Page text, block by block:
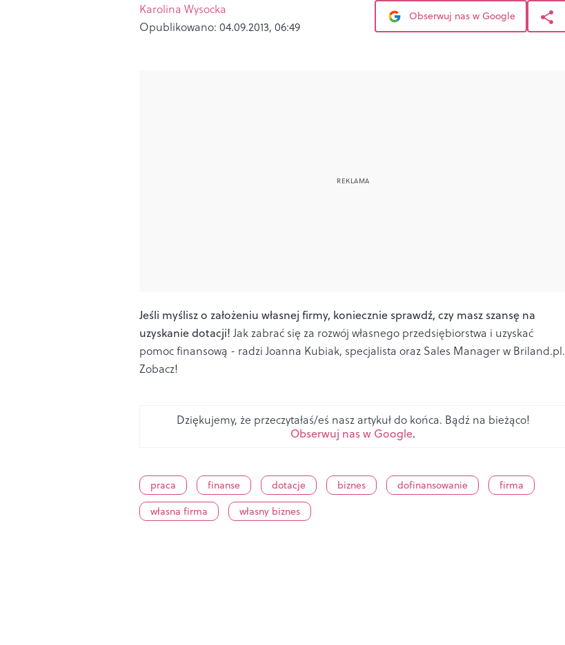
Karolina Wysocka
Opublikowano: 04.09.2013, 06:49
Obserwuj nas w Google
Jeśli myślisz o założeniu własnej firmy, koniecznie sprawdź, czy masz szansę na
uzyskanie dotacji! Jak zabrać się za rozwój własnego przedsiębiorstwa i uzyskać
pomoc finansową - radzi Joanna Kubiak, specjalista oraz Sales Manager w Briland.pl.
Zobacz!
Dziękujemy, że przeczytałaś/eś nasz artykuł do końca. Bądź na bieżąco!
Obserwuj nas w Google.
praca finanse dotacje biznes dofinansowanie
firma
własna firma
własny biznes